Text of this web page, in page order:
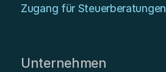
Zugang für Steuerberatungen
Unternehmen